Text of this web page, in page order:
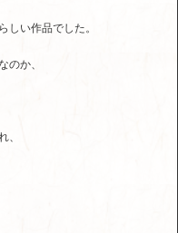
しい作品でした。
のか、
、